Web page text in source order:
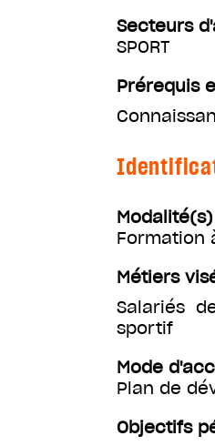
Secteurs
SPORT
Prérequis
Formation
Métiers
Salariés
sportif
Mode
Plan de
Objectifs